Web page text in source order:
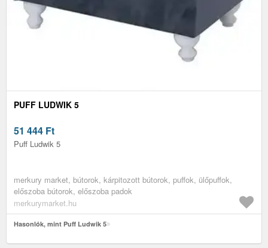
PUFF LUDWIK 5
51 444 Ft
Puff Ludwik 5
merkury market, bútorok, kárpitozott bútorok, puffok, ülőpuffok,
előszoba bútorok, előszoba padok
merkurymarket.hu
Hasonlók, mint Puff Ludwik 5